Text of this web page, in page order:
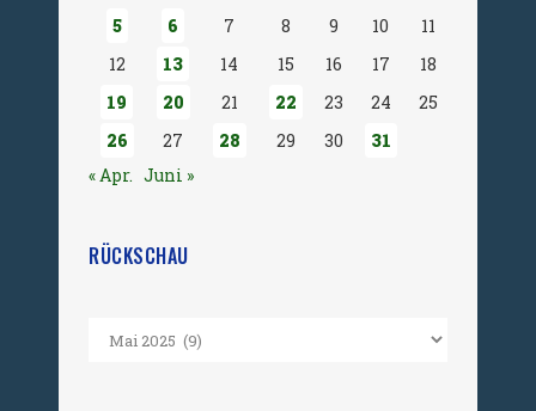
5
6 7 8 9 10
11
12
13 14 15 16 17
18
19
20 21 22 23 24
25
26
27 28 29 30
31
« Apr. Juni »
RÜCKSCHAU